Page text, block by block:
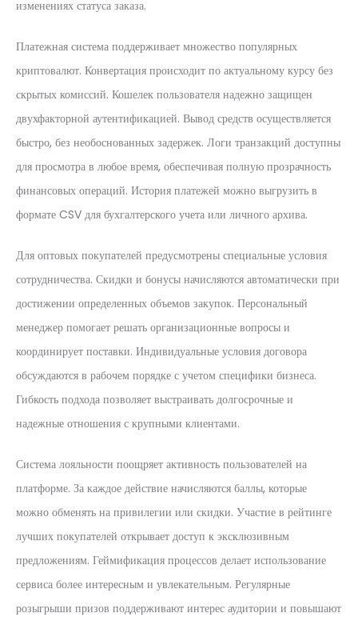
изменениях статуса заказа.
Платежная система поддерживает множество популярных
криптовалют. Конвертация происходит по актуальному курсу без
скрытых комиссий. Кошелек пользователя надежно защищен
двухфакторной аутентификацией. Вывод средств осуществляется
быстро, без необоснованных задержек. Логи транзакций доступны
для просмотра в любое время, обеспечивая полную прозрачность
финансовых операций. История платежей можно выгрузить в
формате CSV для бухгалтерского учета или личного архива.
Для оптовых покупателей предусмотрены специальные условия
сотрудничества. Скидки и бонусы начисляются автоматически при
достижении определенных объемов закупок. Персональный
менеджер помогает решать организационные вопросы и
координирует поставки. Индивидуальные условия договора
обсуждаются в рабочем порядке с учетом специфики бизнеса.
Гибкость подхода позволяет выстраивать долгосрочные и
надежные отношения с крупными клиентами.
Система лояльности поощряет активность пользователей на
платформе. За каждое действие начисляются баллы, которые
можно обменять на привилегии или скидки. Участие в рейтинге
лучших покупателей открывает доступ к эксклюзивным
предложениям. Геймификация процессов делает использование
сервиса более интересным и увлекательным. Регулярные
розыгрыши призов поддерживают интерес аудитории и повышают